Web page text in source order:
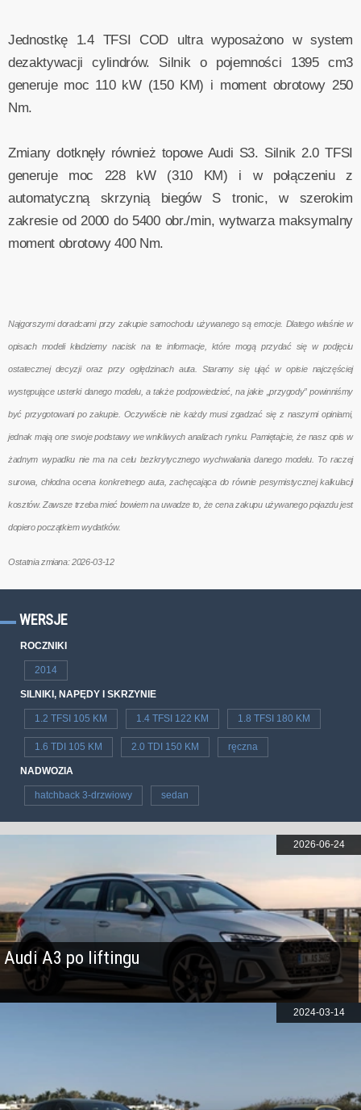
Jednostkę 1.4 TFSI COD ultra wyposażono w system
dezaktywacji cylindrów. Silnik o pojemności 1395 cm3
generuje moc 110 kW (150 KM) i moment obrotowy 250
Nm.
Zmiany dotknęły również topowe Audi S3. Silnik 2.0 TFSI
generuje moc 228 kW (310 KM) i w połączeniu z
automatyczną skrzynią biegów S tronic, w szerokim
zakresie od 2000 do 5400 obr./min, wytwarza maksymalny
moment obrotowy 400 Nm.
Najgorszymi doradcami przy zakupie samochodu używanego są emocje. Dlatego właśnie w
opisach modeli kładziemy nacisk na te informacje, które mogą przydać się w podjęciu
ostatecznej decyzji oraz przy oględzinach auta. Staramy się ująć w opisie najczęściej
występujące usterki danego modelu, a także podpowiedzieć, na jakie „przygody” powinniśmy
być przygotowani po zakupie. Oczywiście nie każdy musi zgadzać się z naszymi opiniami,
jednak mają one swoje podstawy we wnikliwych analizach rynku. Pamiętajcie, że nasz opis w
żadnym wypadku nie ma na celu bezkrytycznego wychwalania danego modelu. To raczej
surowa, chłodna ocena konkretnego auta, zachęcająca do równie pesymistycznej kalkulacji
kosztów. Zawsze trzeba mieć bowiem na uwadze to, że cena zakupu używanego pojazdu jest
dopiero początkiem wydatków.
Ostatnia zmiana: 2026-03-12
WERSJE
ROCZNIKI
2014
SILNIKI, NAPĘDY I SKRZYNIE
1.2 TFSI 105 KM 1.4 TFSI 122 KM 1.8 TFSI 180 KM
1.6 TDI 105 KM 2.0 TDI 150 KM ręczna
NADWOZIA
hatchback 3-drzwiowy sedan
Audi A3 po liftingu
2026-06-24
2024-03-14